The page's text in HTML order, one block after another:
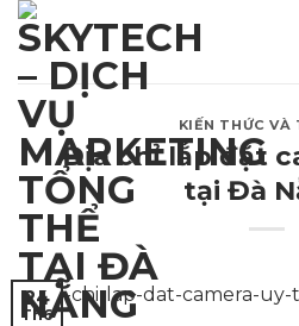
Skip
to
content
KIẾN THỨC VÀ
Địa chỉ lắp đặt
tại Đà
24
Th6